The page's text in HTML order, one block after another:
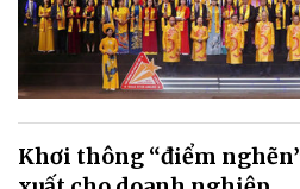
Khơi thông “điểm